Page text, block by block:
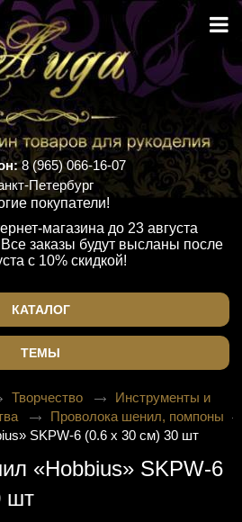
8 (965) 066-16-07
Петербург
покупатели!
магазина до 23 августа
Все заказы будут высланы после
с 10% скидкой!
КАТАЛОГ
ТЕМЫ
Творчество
Инструменты и
Проволока шенил, помпоны
SKPW-6 (0.6 x 30 см) 30 шт
«Hobbius» SKPW-6
шт